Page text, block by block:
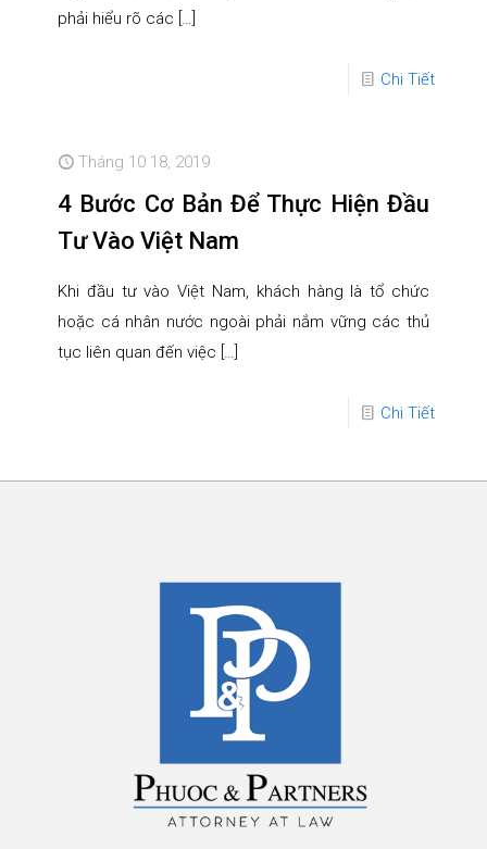
phải hiểu rõ các […]
Chi Tiết
Tháng 10 18, 2019
4 Bước Cơ Bản Để Thực Hiện Đầu
Tư Vào Việt Nam
Khi đầu tư vào Việt Nam, khách hàng là tổ chức
hoặc cá nhân nước ngoài phải nắm vững các thủ
tục liên quan đến việc […]
Chi Tiết